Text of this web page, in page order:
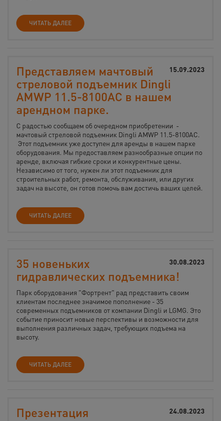
ЧИТАТЬ ДАЛЕЕ
15.09.2023
Представляем мачтовый
стреловой подъемник Dingli
AMWP 11.5-8100AC в нашем
арендном парке.
С радостью сообщаем об очередном приобретении -
мачтовый стреловой подъемник Dingli AMWP 11.5-8100AC.
Этот подъемник уже доступен для аренды в нашем парке
оборудования. Мы предоставляем разнообразные опции по
аренде, включая гибкие сроки и конкурентные цены.
Независимо от того, нужен ли этот подъемник для
строительных работ, ремонта, обслуживания, или других
задач на высоте, он готов помочь вам достичь ваших целей.
ЧИТАТЬ ДАЛЕЕ
30.08.2023
35 новеньких
гидравлических подъемника!
Парк оборудования "Фортрент" рад представить своим
клиентам последнее значимое пополнение - 35
современных подъемников от компании Dingli и LGMG. Это
событие приносит новые перспективы и возможности для
выполнения различных задач, требующих подъема на
высоту.
ЧИТАТЬ ДАЛЕЕ
24.08.2023
Презентация